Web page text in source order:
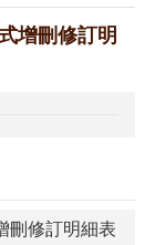
增刪修訂明
刪修訂明細表